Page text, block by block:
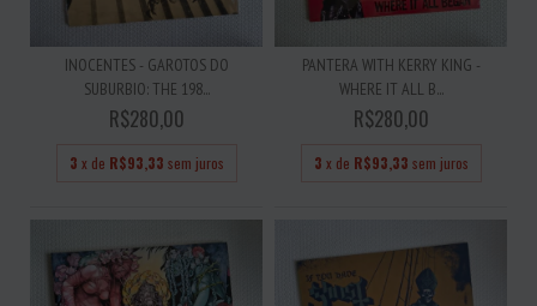
INOCENTES - GAROTOS DO
SUBURBIO: THE 198...
R$280,00
3 x de R$93,33 sem juros
PANTERA WITH KERRY KING -
WHERE IT ALL B...
R$280,00
3 x de R$93,33 sem juros